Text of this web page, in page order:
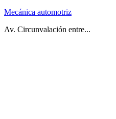
Mecánica automotriz
Av. Circunvalación entre...